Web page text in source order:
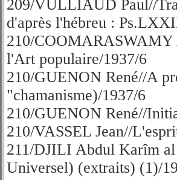
209/VULLIAUD Paul//
d'après l'hébreu :
210/
l'Art populaire/1937/6
210/GUENON René//A
"chamanisme)/1937/6
210/GUENON René//
210/VASSEL Jean//
211/DJILI Abdul Karîm
Universel) (extraits) (1)/